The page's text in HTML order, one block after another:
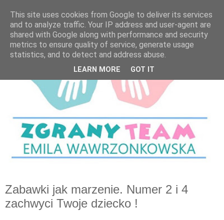
Zabawki jak marzenie. Numer 2 i 4
zachwyci Twoje dziecko !
This site uses cookies from Google to deliver its services
and to analyze traffic. Your IP address and user-agent are
shared with Google along with performance and security
metrics to ensure quality of service, generate usage
statistics, and to detect and address abuse.
LEARN MORE GOT IT